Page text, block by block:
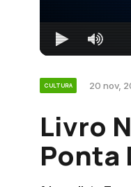
CULTURA 20 nov,
Livro
Ponta